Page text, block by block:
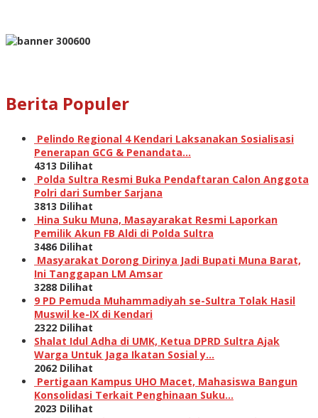
Berita Populer
Pelindo Regional 4 Kendari Laksanakan Sosialisasi
Penerapan GCG & Penandata…
4313 Dilihat
Polda Sultra Resmi Buka Pendaftaran Calon Anggota
Polri dari Sumber Sarjana
3813 Dilihat
Hina Suku Muna, Masayarakat Resmi Laporkan
Pemilik Akun FB Aldi di Polda Sultra
3486 Dilihat
Masyarakat Dorong Dirinya Jadi Bupati Muna Barat,
Ini Tanggapan LM Amsar
3288 Dilihat
9 PD Pemuda Muhammadiyah se-Sultra Tolak Hasil
Muswil ke-IX di Kendari
2322 Dilihat
Shalat Idul Adha di UMK, Ketua DPRD Sultra Ajak
Warga Untuk Jaga Ikatan Sosial y…
2062 Dilihat
Pertigaan Kampus UHO Macet, Mahasiswa Bangun
Konsolidasi Terkait Penghinaan Suku…
2023 Dilihat